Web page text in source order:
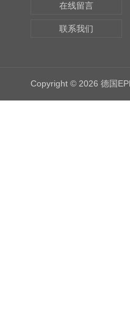
在线留言
联系我们
Copyright © 2026 德国